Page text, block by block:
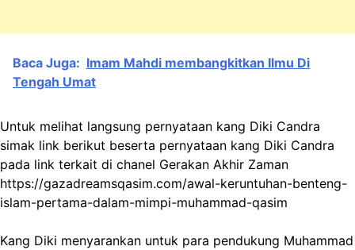
Baca Juga: Imam Mahdi membangkitkan Ilmu Di
Tengah Umat
Untuk melihat langsung pernyataan kang Diki Candra
simak link berikut beserta pernyataan kang Diki Candra
pada link terkait di chanel Gerakan Akhir Zaman
https://gazadreamsqasim.com/awal-keruntuhan-benteng-
islam-pertama-dalam-mimpi-muhammad-qasim
Kang Diki menyarankan untuk para pendukung Muhammad